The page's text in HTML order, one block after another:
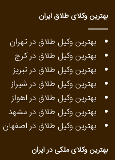
بهترین وکلای طلاق ایران
بهترین وکیل طلاق در تهران
بهترین وکیل طلاق در کرج
بهترین وکیل طلاق در تبریز
بهترین وکیل طلاق در شیراز
بهترین وکیل طلاق در اهواز
بهترین وکیل طلاق در مشهد
بهترین وکیل طلاق در اصفهان
بهترین وکلای ملکی در ایران